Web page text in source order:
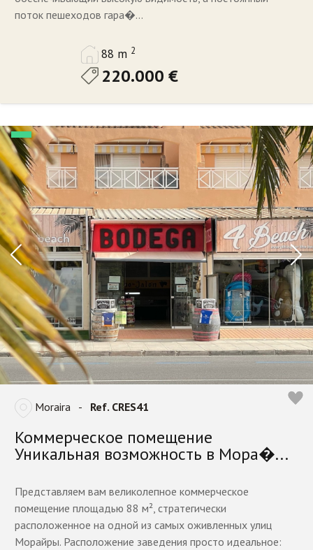
поток пешеходов гара�...
88 m 2
220.000 €
Moraira - Ref. CRES41
Коммерческое помещение
Уникальная возможность в Мора�...
Представляем вам великолепное коммерческое
помещение площадью 88 м², стратегически
расположенное на одной из самых оживленных улиц
Морайры. Расположение заведения просто идеальное: